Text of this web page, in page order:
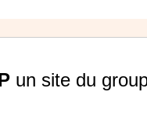
un site du